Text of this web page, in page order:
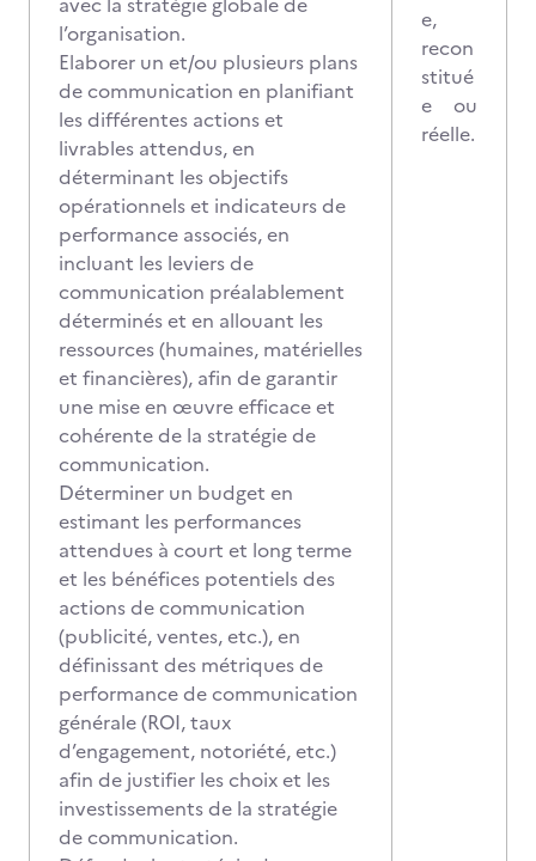
l’organisation.
Elaborer un et/ou plusieurs plans
de communication en planifiant
les différentes actions et
livrables attendus, en
déterminant les objectifs
opérationnels et indicateurs de
performance associés, en
incluant les leviers de
communication préalablement
déterminés et en allouant les
ressources (humaines, matérielles
et financières), afin de garantir
une mise en œuvre efficace et
cohérente de la stratégie de
communication.
Déterminer un budget en
estimant les performances
attendues à court et long terme
et les bénéfices potentiels des
actions de communication
(publicité, ventes, etc.), en
définissant des métriques de
performance de communication
générale (ROI, taux
d’engagement, notoriété, etc.)
afin de justifier les choix et les
investissements de la stratégie
de communication.
e,
recon
stitué
e ou
réelle.